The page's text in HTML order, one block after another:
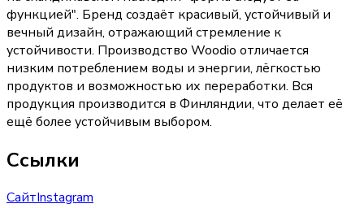
функцией". Бренд создаёт красивый, устойчивый и
вечный дизайн, отражающий стремление к
устойчивости. Производство Woodio отличается
низким потреблением воды и энергии, лёгкостью
продуктов и возможностью их переработки. Вся
продукция производится в Финляндии, что делает её
ещё более устойчивым выбором.
Ссылки
СайтInstagram